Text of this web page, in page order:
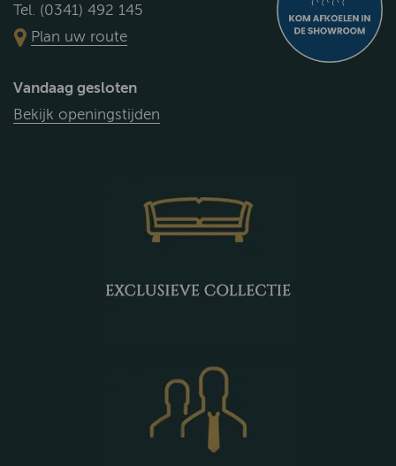
Tel. (0341) 492 145
Plan uw route
Vandaag gesloten
Bekijk openingstijden